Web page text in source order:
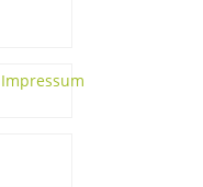
Impressum